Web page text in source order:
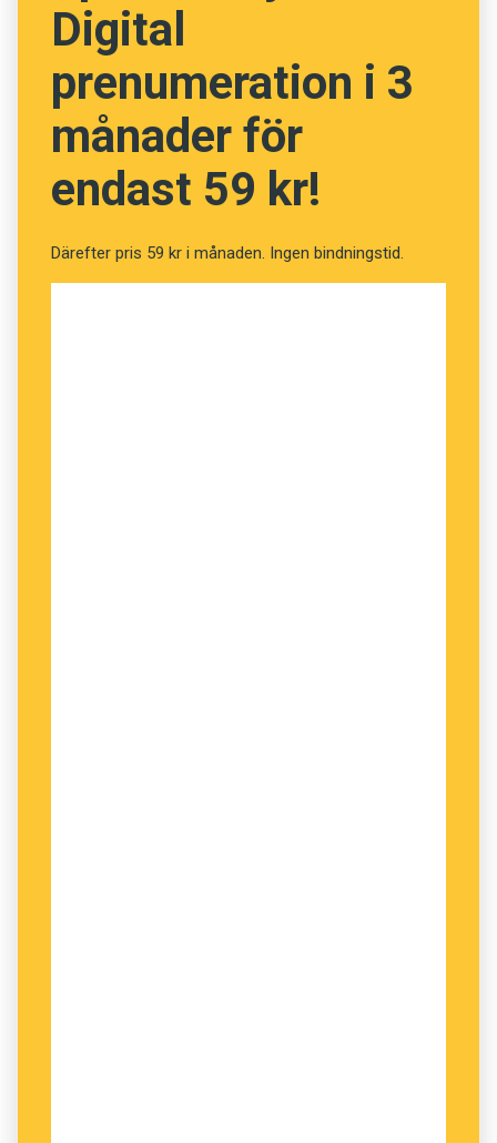
Digital
prenumeration i 3
månader för
endast 59 kr!
Därefter pris 59 kr i månaden. Ingen bindningstid.